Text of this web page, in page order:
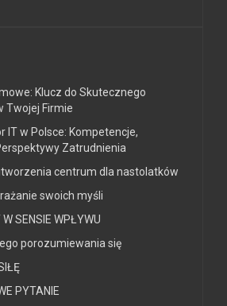
Klucz do Skutecznego
Twojej Firmie
IT w Polsce: Kompetencje,
Zatrudnienia
centrum dla nastolatków
swoich myśli
SENSIE WPŁYWU
porozumiewania się
PYTANIE